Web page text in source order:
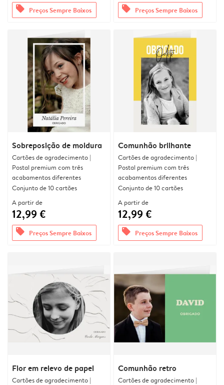
offers Preços Sempre Baixos offers Preços Sempre Baixos
Sobreposição de moldura
Cartões de agradecimento |
Postal premium com três
acabamentos diferentes
Conjunto de 10 cartões
A partir de
12,99 €
offers Preços Sempre Baixos
Comunhão brilhante
Cartões de agradecimento |
Postal premium com três
acabamentos diferentes
Conjunto de 10 cartões
A partir de
12,99 €
offers Preços Sempre Baixos
Flor em relevo de papel
Cartões de agradecimento |
Comunhão retro
Cartões de agradecimento |